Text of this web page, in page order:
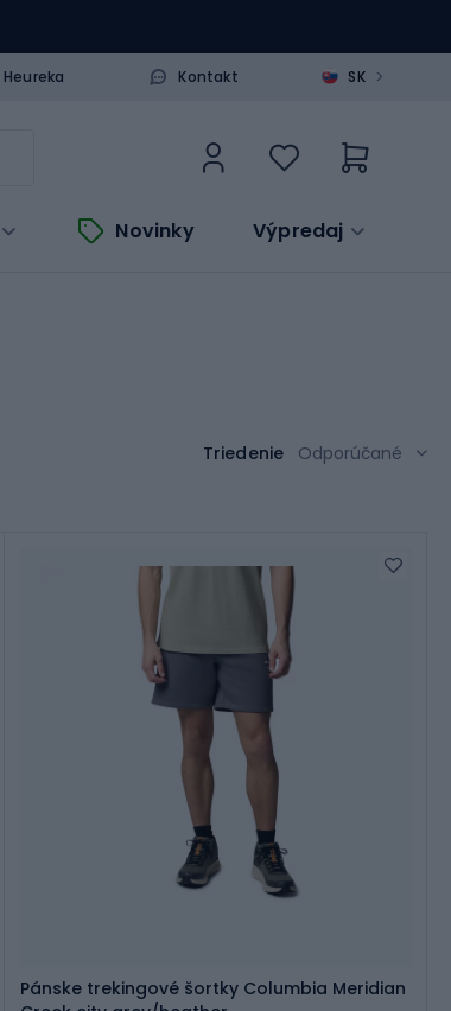
Heureka Kontakt SK >
Novinky Výpredaj
Triedenie
Odporúčané
Pánske trekingové šortky Columbia Meridian